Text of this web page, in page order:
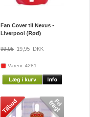
Fan Cover til Nexus -
Liverpool (Rød)
99,95 19,95 DKK
Varenr. 4281